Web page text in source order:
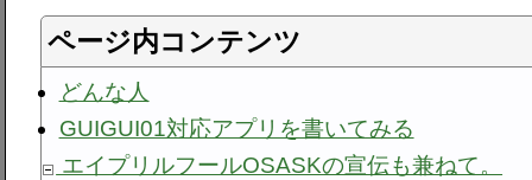
ページ内コンテンツ
どんな人
GUIGUI01対応アプリを書いてみる
エイプリルフールOSASKの宣伝も兼ねて。